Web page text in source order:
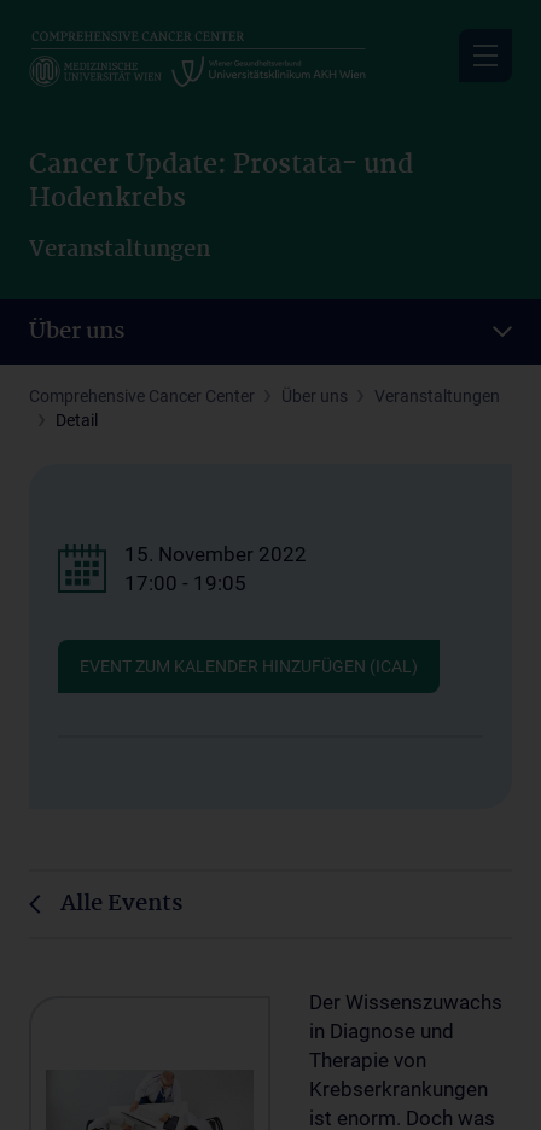
main
Cancer Update: Prostata- und
Hodenkrebs
Veranstaltungen
Über uns
Comprehensive Cancer Center Über uns
Veranstaltungen
Detail
15. November 2022
17:00 - 19:05
EVENT ZUM KALENDER HINZUFÜGEN (ICAL)
Alle Events
Der Wissenszuwachs
in Diagnose und
Therapie von
Krebserkrankungen
ist enorm. Doch was